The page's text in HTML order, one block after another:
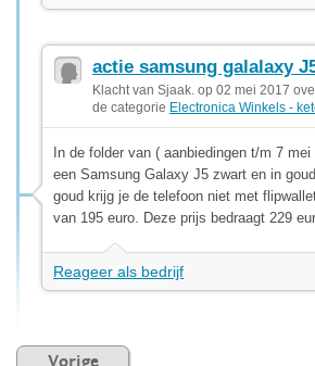
actie samsung galalaxy
Klacht van Sjaak. op 02 mei 2017
de categorie Electronica Winkels -
In de folder van ( aanbiedingen t/m 7
een Samsung Galaxy J5 zwart en in
goud krijg je de telefoon niet met
van 195 euro. Deze prijs bedraagt 229
Reageer als bedrijf
Vorige